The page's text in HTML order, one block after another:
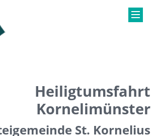
Heiligtumsfahrt
Kornelimünster
St. Kornelius